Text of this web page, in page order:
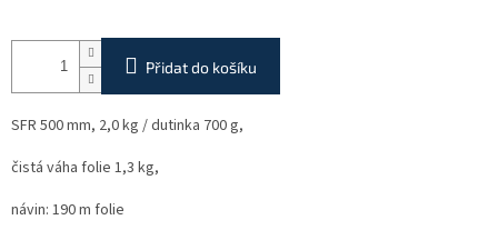
Přidat do košíku
SFR 500 mm, 2,0 kg / dutinka 700 g,
čistá váha folie 1,3 kg,
návin: 190 m folie